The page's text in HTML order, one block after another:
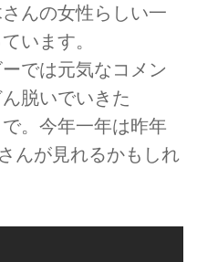
んの女性らしい一
います。
では元気なコメン
脱いでいきた
。今年一年は昨年
んが見れるかもしれ